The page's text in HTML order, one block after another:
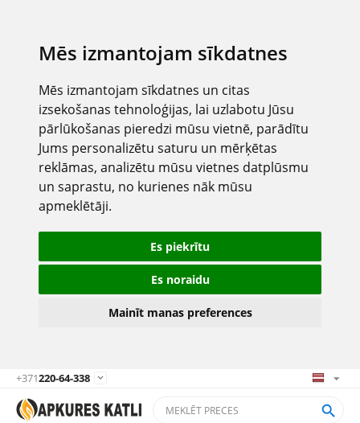
Mēs izmantojam sīkdatnes
Mēs izmantojam sīkdatnes un citas
izsekošanas tehnoloģijas, lai uzlabotu Jūsu
pārlūkošanas pieredzi mūsu vietnē, parādītu
Jums personalizētu saturu un mērķētas
reklāmas, analizētu mūsu vietnes datplūsmu
un saprastu, no kurienes nāk mūsu
apmeklētāji.
Es piekrītu
Es noraidu
Mainīt manas preferences
+371220-64-338 
